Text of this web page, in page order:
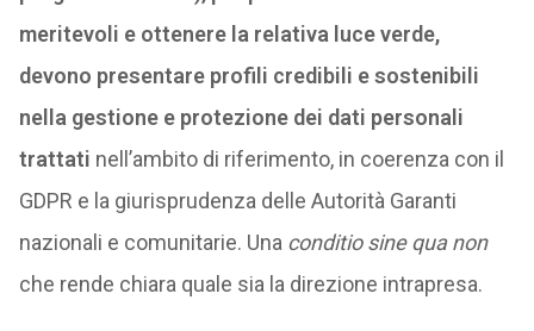
meritevoli e ottenere la relativa luce verde,
devono presentare profili credibili e sostenibili
nella gestione e protezione dei dati personali
trattati nell’ambito di riferimento, in coerenza con il
GDPR e la giurisprudenza delle Autorità Garanti
nazionali e comunitarie. Una conditio sine qua non
che rende chiara quale sia la direzione intrapresa.